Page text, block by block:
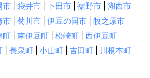
市 袋井市 下田市 裾野市
湖西市
市 菊川市 伊豆の国市
牧之原市
町 南伊豆町 松崎町
西伊豆町
長泉町 小山町 吉田町
川根本町